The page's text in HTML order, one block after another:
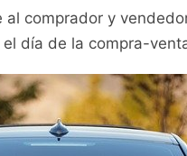
al comprador y
día de la compra-